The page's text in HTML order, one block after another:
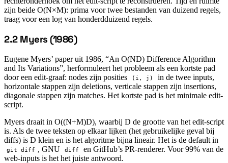
zijn beide O(N×M): prima voor twee bestanden van duizend regels,
traag voor een log van honderdduizend regels.
#
2.2 Myers (1986)
Eugene Myers’ paper uit 1986, “An O(ND) Difference Algorithm
and Its Variations”, herformuleert het probleem als een kortste pad
door een edit-graaf: nodes zijn posities
(i, j)
in de twee inputs,
horizontale stappen zijn deletions, verticale stappen zijn insertions,
diagonale stappen zijn matches. Het kortste pad is het minimale edit-
script.
Myers draait in O((N+M)D), waarbij D de grootte van het edit-script
is. Als de twee teksten op elkaar lijken (het gebruikelijke geval bij
diffs) is D klein en is het algoritme bijna lineair. Het is de default in
git diff , GNU diff
en GitHub’s PR-renderer. Voor 99% van de
web-inputs is het het juiste antwoord.